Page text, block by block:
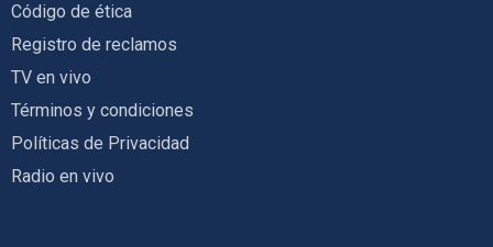
Código de ética
Registro de reclamos
TV en vivo
Términos y condiciones
Políticas de Privacidad
Radio en vivo